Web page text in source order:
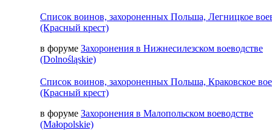
Список воинов, захороненных Польша, Легницкое
(Красный крест)
в форуме Захоронения в Нижнесилезском воеводстве
(Dolnośląskie)
Список воинов, захороненных Польша, Краковское
(Красный крест)
в форуме Захоронения в Малопольском воеводстве
(Małopolskie)